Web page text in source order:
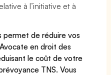
à l’initiative et à
permet de réduire vos
en droit des
le coût de votre
TNS. Vous